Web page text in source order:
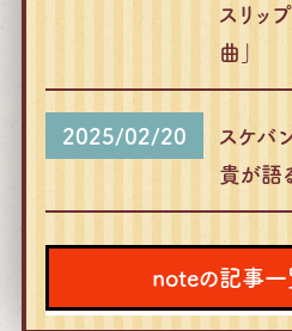
スリッ
曲」
2025/02/20
スケバ
貴が語
noteの記事一